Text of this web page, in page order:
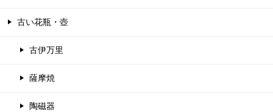
古い花瓶・壺
古伊万里
薩摩焼
陶磁器